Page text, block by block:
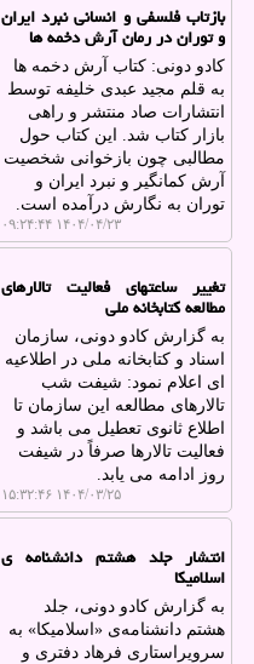
بازتاب فلسفی و انسانی نبرد ایران
و توران در رمان آرش دخمه ها
کادو دونی: کتاب آرش دخمه ها
به قلم مجید عبدی خلیفه توسط
انتشارات صاد منتشر و راهی
بازار کتاب شد. این کتاب حول
مطالبی چون بازخوانی شخصیت
آرش کمانگیر و نبرد ایران و
توران به نگارش درآمده است.
۱۴۰۴/۰۴/۲۳ ۰۹:۲۴:۴۴
تغییر ساعتهای فعالیت تالارهای
مطالعه کتابخانه ملی
به گزارش کادو دونی، سازمان
اسناد و کتابخانه ملی در اطلاعیه
ای اعلام نمود: شیفت شب
تالارهای مطالعه این سازمان تا
اطلاع ثانوی تعطیل می باشد و
فعالیت تالارها صرفاً در شیفت
روز ادامه می یابد.
۱۴۰۴/۰۳/۲۵ ۱۵:۳۲:۴۶
انتشار جلد هشتم دانشنامه ی
اسلامیکا
به گزارش کادو دونی، جلد
هشتم دانشنامه‌ی «اسلامیکا» به
سرویراستاری فرهاد دفتری و